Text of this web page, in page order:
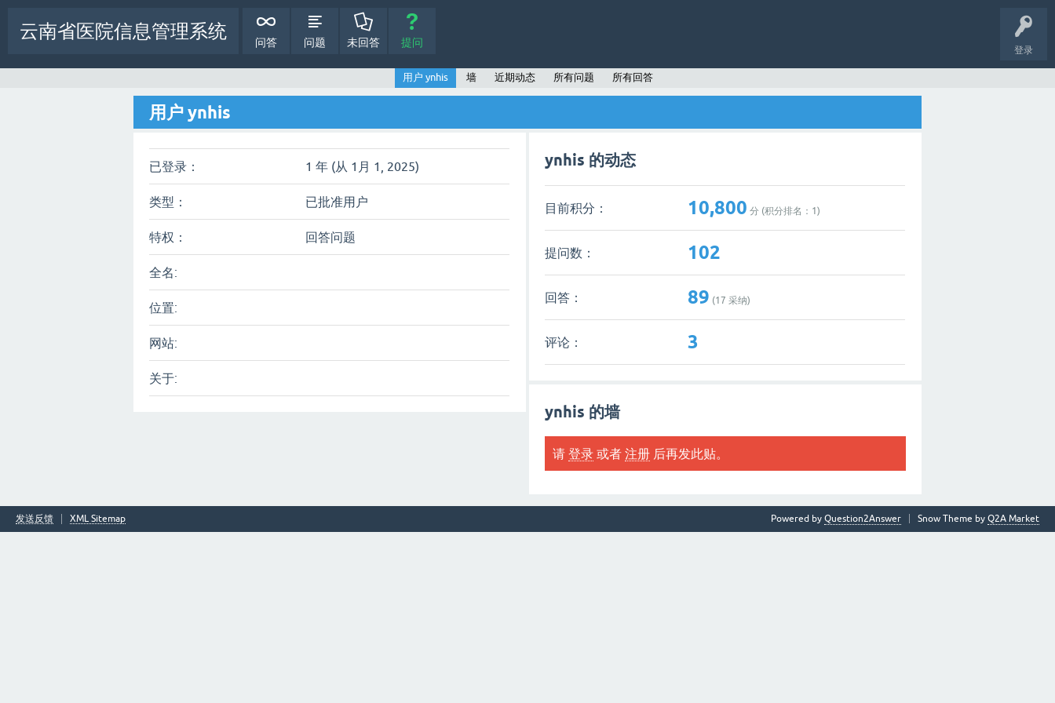
登录
云南省医院信息管理系统
问答 问题 未回答 提问
用户 ynhis 墙 近期动态 所有问题 所有回答
用户 ynhis
已登录： 1 年 (从 1月 1, 2025)
类型： 已批准用户
特权： 回答问题
全名:
位置:
网站:
关于:
ynhis 的动态
目前积分： 10,800 分 (积分排名： 1)
提问数： 102
回答： 89 (17 采纳)
评论： 3
ynhis 的墙
请登录 或者注册 后再发此贴。
发送反馈 XML Sitemap Snow Theme by Q2A Market
Powered by Question2Answer